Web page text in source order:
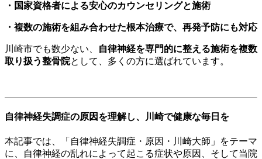
・国家資格者による安心のカウンセリングと施術
・複数の施術を組み合わせた根本治療で、再発予防にも対応
川崎市でも数少ない、
自律神経を専門的に整える施術を複数
取り扱う整骨院として、多くの方に選ばれています。
自律神経失調症の原因を理解し、川崎で健康な毎日を
本記事では、「自律神経失調症・原因・川崎大師」をテーマ
に、自律神経の乱れによって起こる症状や原因、そして当院